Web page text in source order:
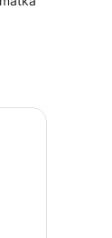
omakotitalo,